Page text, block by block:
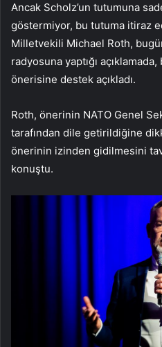
Ancak Scholz’un tutumuna
göstermiyor, bu tutuma itiraz
Milletvekili Michael Roth,
radyosuna yaptığı açıklamada,
önerisine destek açıkladı.
Roth, önerinin NATO Genel
tarafından dile getirildiğine
önerinin izinden gidilmesini
konuştu.